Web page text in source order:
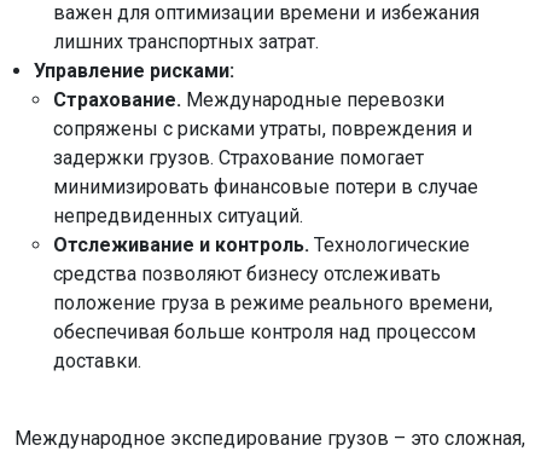
важен для оптимизации времени и избежания
лишних транспортных затрат.
Управление рисками:
Страхование. Международные перевозки
сопряжены с рисками утраты, повреждения и
задержки грузов. Страхование помогает
минимизировать финансовые потери в случае
непредвиденных ситуаций.
Отслеживание и контроль. Технологические
средства позволяют бизнесу отслеживать
положение груза в режиме реального времени,
обеспечивая больше контроля над процессом
доставки.
Международное экспедирование грузов – это сложная,